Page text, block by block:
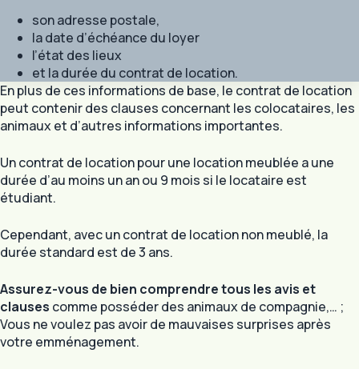
son adresse postale,
la date d’échéance du loyer
l’état des lieux
et la durée du contrat de location.
En plus de ces informations de base, le contrat de location
peut contenir des clauses concernant les colocataires, les
animaux et d’autres informations importantes.
Un contrat de location pour une location meublée a une
durée d’au moins un an ou 9 mois si le locataire est
étudiant.
Cependant, avec un contrat de location non meublé, la
durée standard est de 3 ans.
Assurez-vous de bien comprendre tous les avis et
clauses comme posséder des animaux de compagnie,… ;
Vous ne voulez pas avoir de mauvaises surprises après
votre emménagement.